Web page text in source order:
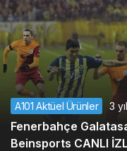
A101 Aktüel Ürünler 3
Fenerbahçe
Beinsports CANLI